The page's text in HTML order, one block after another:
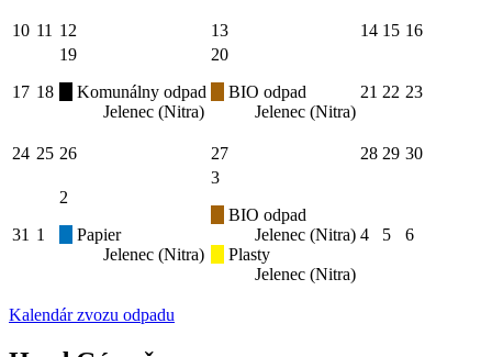
10 11 12 13 14 15 16
17 18
19
Komunálny odpad
Jelenec (Nitra)
20
BIO odpad
Jelenec (Nitra)
21 22 23
24 25 26 27 28 29 30
31 1
2
Papier
Jelenec (Nitra)
3
BIO odpad
Jelenec (Nitra)
Plasty
Jelenec (Nitra)
4 5 6
Kalendár zvozu odpadu